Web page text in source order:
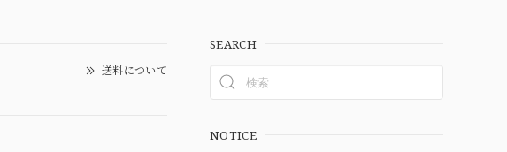
送料について
SEARCH
NOTICE